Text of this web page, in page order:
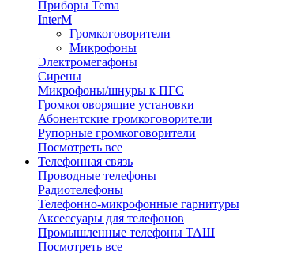
Приборы Tema
InterM
Громкоговорители
Микрофоны
Электромегафоны
Сирены
Микрофоны/шнуры к ПГС
Громкоговорящие установки
Абонентские громкоговорители
Рупорные громкоговорители
Посмотреть все
Телефонная связь
Проводные телефоны
Радиотелефоны
Телефонно-микрофонные гарнитуры
Аксессуары для телефонов
Промышленные телефоны ТАШ
Посмотреть все